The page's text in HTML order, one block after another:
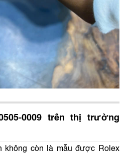
0009 trên thị trường
không còn là mẫu được Rolex